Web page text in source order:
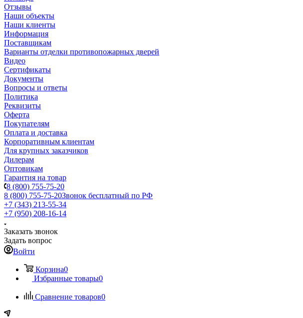
Отзывы
Наши объекты
Наши клиенты
Информация
Поставщикам
Варианты отделки противопожарных дверей
Видео
Сертификаты
Документы
Вопросы и ответы
Политика
Реквизиты
Оферта
Покупателям
Оплата и доставка
Корпоративным клиентам
Для крупных заказчиков
Дилерам
Оптовикам
Гарантия на товар
8 (800) 755-75-20
8 (800) 755-75-20Звонок бесплатный по РФ
+7 (343) 213-55-34
+7 (950) 208-16-14
Заказать звонок
Задать вопрос
Войти
Корзина0
Избранные товары0
Сравнение товаров0